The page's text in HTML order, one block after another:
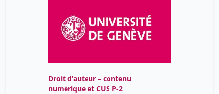
Droit d’auteur – contenu
numérique et CUS P-2